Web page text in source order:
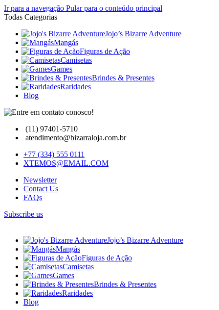
Ir para a navegação Pular para o conteúdo principal
Todas Categorias
Jojo’s Bizarre Adventure
Mangás
Figuras de Ação
Camisetas
Games
Brindes & Presentes
Raridades
Blog
(11) 97401-5710
atendimento@bizarraloja.com.br
+77 (334) 555 0111
XTEMOS@EMAIL.COM
Newsletter
Contact Us
FAQs
Subscribe us
Jojo’s Bizarre Adventure
Mangás
Figuras de Ação
Camisetas
Games
Brindes & Presentes
Raridades
Blog